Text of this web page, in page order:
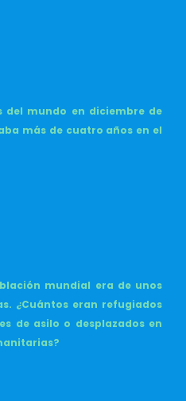
del mundo en diciembre de
más de cuatro años en el
mundial era de unos
¿Cuántos eran refugiados
de asilo o desplazados en